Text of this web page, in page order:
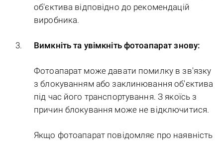
об'єктива відповідно до рекомендацій
виробника.
Вимкніть та увімкніть фотоапарат знову:
Фотоапарат може давати помилку в зв'язку
з блокуванням або заклинювання об'єктива
під час його транспортування. З якоїсь з
причин блокування може не відключитися.
Якщо фотоапарат повідомляє про наявність